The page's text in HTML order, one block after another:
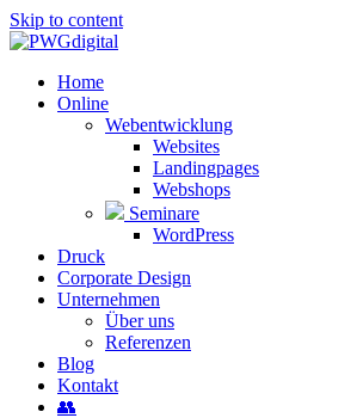
Skip to content
Home
Online
Webentwicklung
Websites
Landingpages
Webshops
Seminare
WordPress
Druck
Corporate Design
Unternehmen
Über uns
Referenzen
Blog
Kontakt
👥